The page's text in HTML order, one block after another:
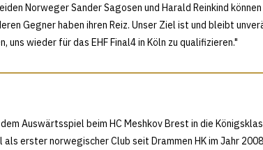
Norweger Sander Sagosen und Harald Reinkind
Gegner haben ihren Reiz. Unser Ziel ist und bleibt
wieder für das EHF Final4 in Köln zu qualifizieren."
Auswärtsspiel beim HC Meshkov Brest in die
erster norwegischer Club seit Drammen HK im Jahr